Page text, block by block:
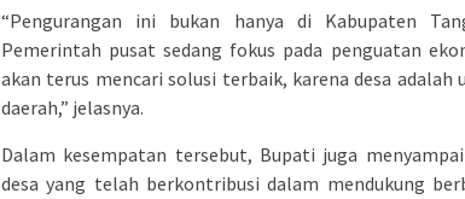
“Pengurangan ini bukan hanya di Kabupaten
Pemerintah pusat sedang fokus pada penguatan
akan terus mencari solusi terbaik, karena desa
daerah,” jelasnya.
Dalam kesempatan tersebut, Bupati juga
desa yang telah berkontribusi dalam mendukung